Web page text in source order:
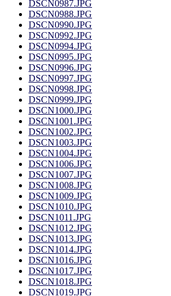
DSCN0987.JPG
DSCN0988.JPG
DSCN0990.JPG
DSCN0992.JPG
DSCN0994.JPG
DSCN0995.JPG
DSCN0996.JPG
DSCN0997.JPG
DSCN0998.JPG
DSCN0999.JPG
DSCN1000.JPG
DSCN1001.JPG
DSCN1002.JPG
DSCN1003.JPG
DSCN1004.JPG
DSCN1006.JPG
DSCN1007.JPG
DSCN1008.JPG
DSCN1009.JPG
DSCN1010.JPG
DSCN1011.JPG
DSCN1012.JPG
DSCN1013.JPG
DSCN1014.JPG
DSCN1016.JPG
DSCN1017.JPG
DSCN1018.JPG
DSCN1019.JPG